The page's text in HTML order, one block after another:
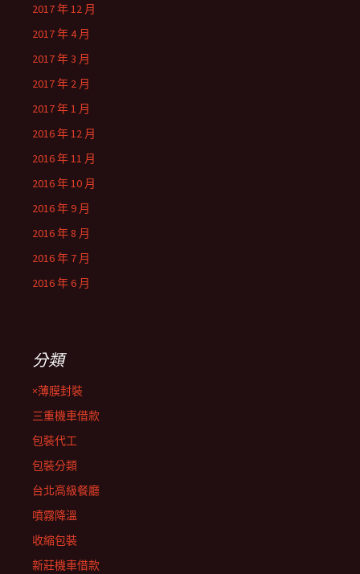
2017 年 12 月
2017 年 4 月
2017 年 3 月
2017 年 2 月
2017 年 1 月
2016 年 12 月
2016 年 11 月
2016 年 10 月
2016 年 9 月
2016 年 8 月
2016 年 7 月
2016 年 6 月
分類
×薄膜封裝
三重機車借款
包裝代工
包裝分類
台北高級餐廳
噴霧降溫
收縮包裝
新莊機車借款